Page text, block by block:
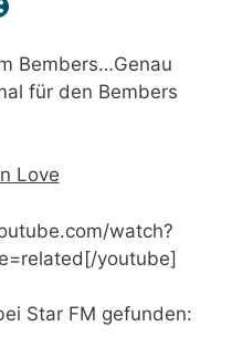
Bembers…Genau
für den Bembers
Love
watch?
youtube]
Star FM gefunden: